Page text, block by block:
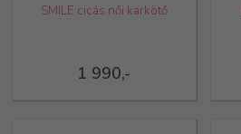
1 990,-
SMILE cicás női karkötő